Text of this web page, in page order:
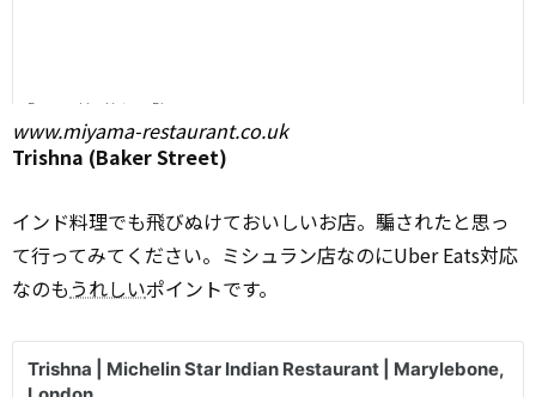
www.miyama-restaurant.co.uk
Trishna (Baker Street)
インド料理でも飛びぬけておいしいお店。騙されたと思っ
て行ってみてください。ミシュラン店なのにUber Eats対応
なのも うれしいポイントです。